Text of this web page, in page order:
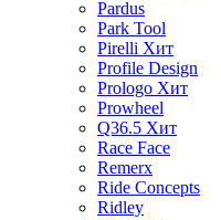
Pardus
Park Tool
Pirelli Хит
Profile Design
Prologo Хит
Prowheel
Q36.5 Хит
Race Face
Remerx
Ride Concepts
Ridley